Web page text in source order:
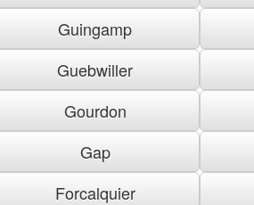
Guingamp
Guebwiller
Gourdon
Gap
Forcalquier